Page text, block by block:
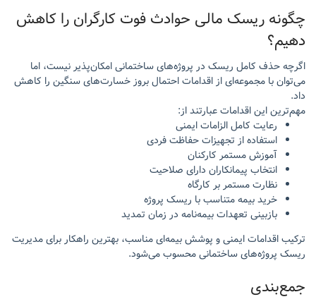
چگونه ریسک مالی حوادث فوت کارگران را کاهش
دهیم؟
اگرچه حذف کامل ریسک در پروژه‌های ساختمانی امکان‌پذیر نیست، اما
می‌توان با مجموعه‌ای از اقدامات احتمال بروز خسارت‌های سنگین را کاهش
داد.
مهم‌ترین این اقدامات عبارتند از:
رعایت کامل الزامات ایمنی
استفاده از تجهیزات حفاظت فردی
آموزش مستمر کارکنان
انتخاب پیمانکاران دارای صلاحیت
نظارت مستمر بر کارگاه
خرید بیمه متناسب با ریسک پروژه
بازبینی تعهدات بیمه‌نامه در زمان تمدید
ترکیب اقدامات ایمنی و پوشش بیمه‌ای مناسب، بهترین راهکار برای مدیریت
ریسک پروژه‌های ساختمانی محسوب می‌شود.
جمع‌بندی